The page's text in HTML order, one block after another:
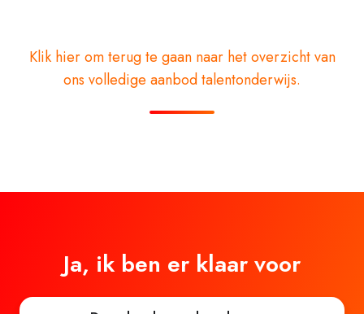
Klik hier om terug te gaan naar het overzicht van
ons volledige aanbod talentonderwijs.
Ja, ik ben er klaar voor